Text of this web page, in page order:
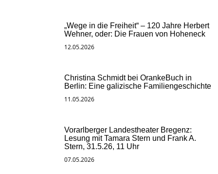
„Wege in die Freiheit“ – 120 Jahre Herbert
Wehner, oder: Die Frauen von Hoheneck
12.05.2026
Christina Schmidt bei OrankeBuch in
Berlin: Eine galizische Familiengeschichte
11.05.2026
Vorarlberger Landestheater Bregenz:
Lesung mit Tamara Stern und Frank A.
Stern, 31.5.26, 11 Uhr
07.05.2026